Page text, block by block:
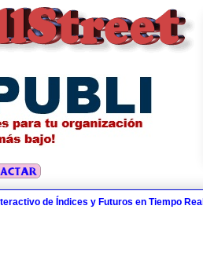
de Índices y Futuros en Tiempo Real